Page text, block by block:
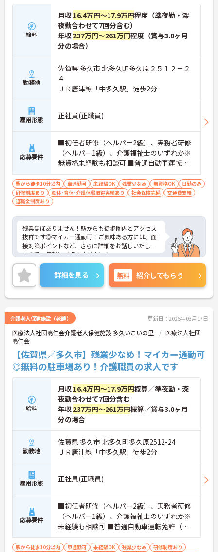
給料
月収 16.4万円～17.9万円程度（準夜勤・深
夜勤合わせて7回分含む）
年収 237万円～261万円程度（賞与3.0ヶ月
分の場合）
勤務地
佐賀県 多久市 北多久町多久原２５１２－２
４
ＪＲ唐津線「中多久駅」徒歩2分
雇用形態 正社員(正職員)
応募要件
■初任者研修（ヘルパー2級）、実務者研修
（ヘルパー1級）、介護福祉士のいずれか※
無資格未経験も相談可 ■普通自動車運転免
許（通勤用）
駅から徒歩10分以内 車通勤可 未経験OK 残業少なめ 無資格OK
日勤のみ
研修制度あり
産休･育休･介護休暇取得実績あり 社会保険完備
交通費支給
退職金制度あり
残業ほぼありません！駅からも徒歩圏内とアクセス
抜群です◎マイカー通勤可！ご興味ある方には、面
接対策ポイントなど、さらに詳細をお話しいたしま
すのでお気軽にご相談ください！
詳細を見る 無料 紹介してもらう
介護老人保健施設（老健） 更新日：2025年03月17日
医療法人社団高仁会介護老人保健施設 多久いこいの里
医療法人社団
高仁会
【佐賀県／多久市】残業少なめ！マイカー通勤可
◎無料の駐車場あり！介護職員の求人です
給料
月収 16.4万円～17.9万円概算／準夜勤・深
夜勤合わせて7回分含む
年収 237万円～261万円概算／賞与3.0ヶ月
分の場合
勤務地
佐賀県 多久市 北多久町多久原2512-24
ＪＲ唐津線「中多久駅」徒歩2分
雇用形態 正社員(正職員)
応募要件
■初任者研修（ヘルパー2級）、実務者研修
（ヘルパー1級）、介護福祉士のいずれか※
未経験も相談可 ■普通自動車運転免許（通
勤用）
駅から徒歩10分以内 車通勤可 未経験OK 残業少なめ 研修制度あり